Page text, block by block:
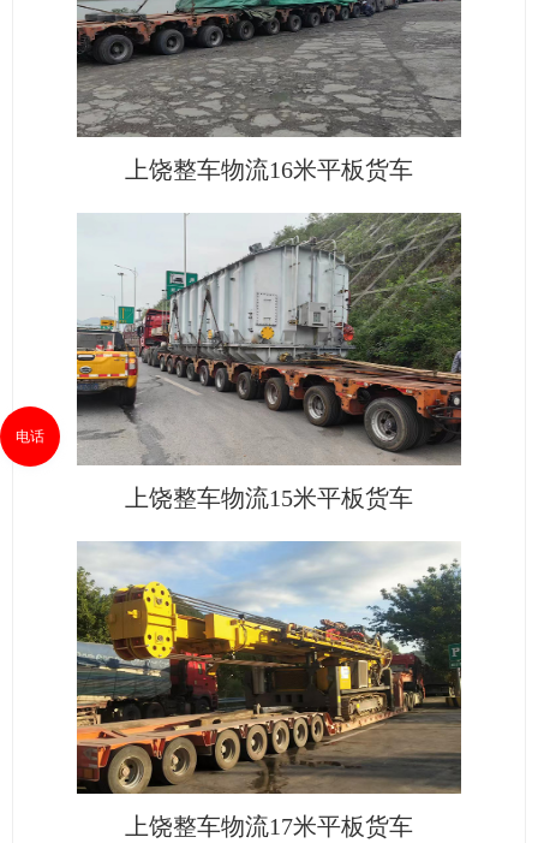
上饶整车物流16米平板货车
上饶整车物流15米平板货车
上饶整车物流17米平板货车
电话